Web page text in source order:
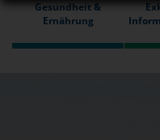
Gesundheit &
Ernährung